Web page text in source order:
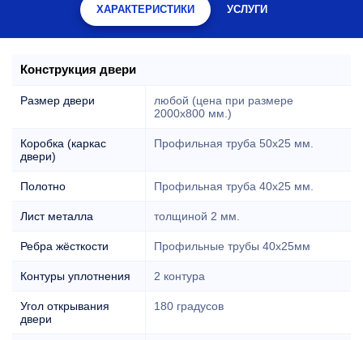
ХАРАКТЕРИСТИКИ УСЛУГИ
Конструкция двери
Размер двери
любой (цена при размере
2000x800 мм.)
Коробка (каркас
двери)
Профильная труба 50х25 мм.
Полотно Профильная труба 40х25 мм.
Лист металла толщиной 2 мм.
Ребра жёсткости Профильные трубы 40х25мм
Контуры уплотнения 2 контура
Угол открывания
двери
180 градусов